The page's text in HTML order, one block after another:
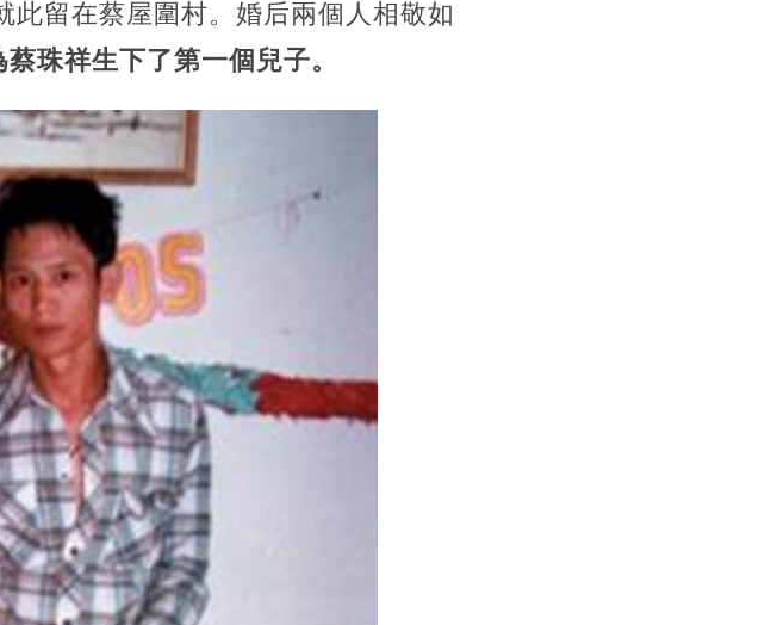
留在蔡屋圍村。婚后兩個人相敬如
珠祥生下了第一個兒子。